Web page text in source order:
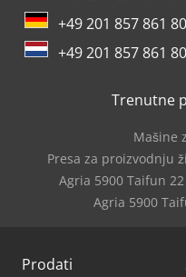
+49 201 857 861 80
+49 201 857 861 80
Trenutne
Mašine
Presa za proizvodnju
Agria 5900 Taifun 22
Agria 5900
Prodati